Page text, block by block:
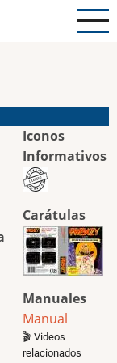
Iconos
Informativos
Carátulas
Manuales
Manual
🎬 Videos
relacionados